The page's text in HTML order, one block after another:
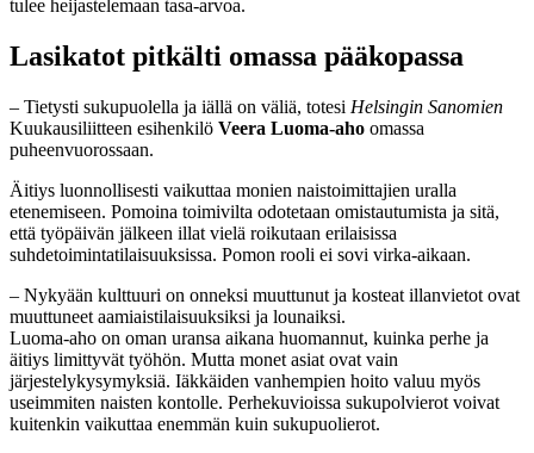
tulee heijastelemaan tasa-arvoa.
Lasikatot pitkälti omassa pääkopassa
– Tietysti sukupuolella ja iällä on väliä, totesi Helsingin Sanomien
Kuukausiliitteen esihenkilö Veera Luoma-aho omassa
puheenvuorossaan.
Äitiys luonnollisesti vaikuttaa monien naistoimittajien uralla
etenemiseen. Pomoina toimivilta odotetaan omistautumista ja sitä,
että työpäivän jälkeen illat vielä roikutaan erilaisissa
suhdetoimintatilaisuuksissa. Pomon rooli ei sovi virka-aikaan.
– Nykyään kulttuuri on onneksi muuttunut ja kosteat illanvietot ovat
muuttuneet aamiaistilaisuuksiksi ja lounaiksi.
Luoma-aho on oman uransa aikana huomannut, kuinka perhe ja
äitiys limittyvät työhön. Mutta monet asiat ovat vain
järjestelykysymyksiä. Iäkkäiden vanhempien hoito valuu myös
useimmiten naisten kontolle. Perhekuvioissa sukupolvierot voivat
kuitenkin vaikuttaa enemmän kuin sukupuolierot.